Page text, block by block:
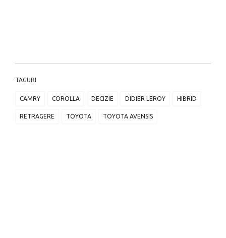
TAGURI
CAMRY COROLLA DECIZIE DIDIER LEROY HIBRID
RETRAGERE TOYOTA TOYOTA AVENSIS